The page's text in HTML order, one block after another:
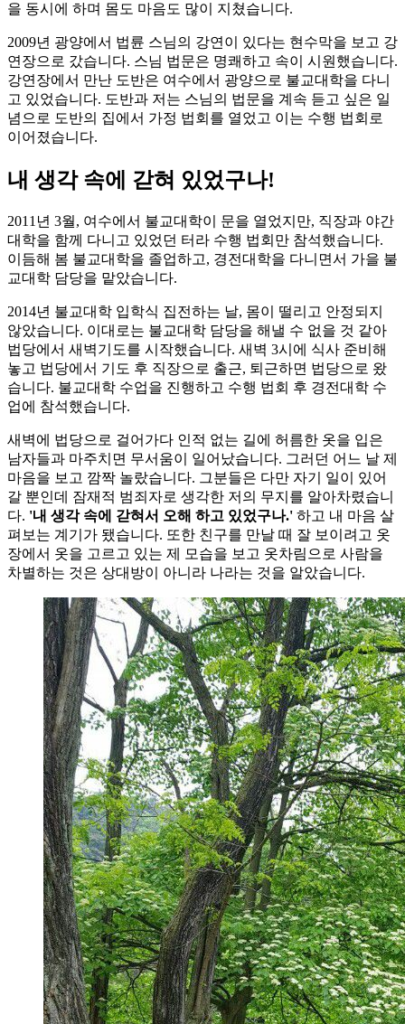
을 동시에 하며 몸도 마음도 많이 지쳤습니다.
2009년 광양에서 법륜 스님의 강연이 있다는 현수막을 보고 강
연장으로 갔습니다. 스님 법문은 명쾌하고 속이 시원했습니다.
강연장에서 만난 도반은 여수에서 광양으로 불교대학을 다니
고 있었습니다. 도반과 저는 스님의 법문을 계속 듣고 싶은 일
념으로 도반의 집에서 가정 법회를 열었고 이는 수행 법회로
이어졌습니다.
내 생각 속에 갇혀 있었구나!
2011년 3월, 여수에서 불교대학이 문을 열었지만, 직장과 야간
대학을 함께 다니고 있었던 터라 수행 법회만 참석했습니다.
이듬해 봄 불교대학을 졸업하고, 경전대학을 다니면서 가을 불
교대학 담당을 맡았습니다.
2014년 불교대학 입학식 집전하는 날, 몸이 떨리고 안정되지
않았습니다. 이대로는 불교대학 담당을 해낼 수 없을 것 같아
법당에서 새벽기도를 시작했습니다. 새벽 3시에 식사 준비해
놓고 법당에서 기도 후 직장으로 출근, 퇴근하면 법당으로 왔
습니다. 불교대학 수업을 진행하고 수행 법회 후 경전대학 수
업에 참석했습니다.
새벽에 법당으로 걸어가다 인적 없는 길에 허름한 옷을 입은
남자들과 마주치면 무서움이 일어났습니다. 그러던 어느 날 제
마음을 보고 깜짝 놀랐습니다. 그분들은 다만 자기 일이 있어
갈 뿐인데 잠재적 범죄자로 생각한 저의 무지를 알아차렸습니
다. '내 생각 속에 갇혀서 오해 하고 있었구나.' 하고 내 마음 살
펴보는 계기가 됐습니다. 또한 친구를 만날 때 잘 보이려고 옷
장에서 옷을 고르고 있는 제 모습을 보고 옷차림으로 사람을
차별하는 것은 상대방이 아니라 나라는 것을 알았습니다.